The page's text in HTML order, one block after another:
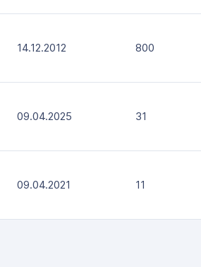
14.12.2012 800
09.04.2025 31
09.04.2021 11